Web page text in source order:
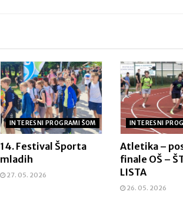
INTERESNI PROGRAMI ŠOM
14. Festival Športa
mladih
27. 05. 2026
INTERESNI
Atletika –
finale OŠ –
LISTA
26. 05. 2026